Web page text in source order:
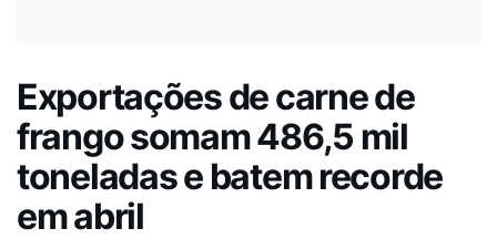
Exportações de carne de
frango somam 486,5 mil
toneladas e batem recorde
em abril